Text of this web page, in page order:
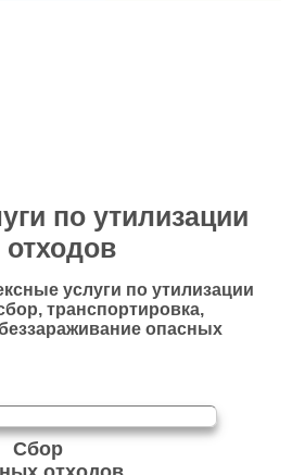
по утилизации
отходов
услуги по утилизации
транспортировка,
опасных
Сбор